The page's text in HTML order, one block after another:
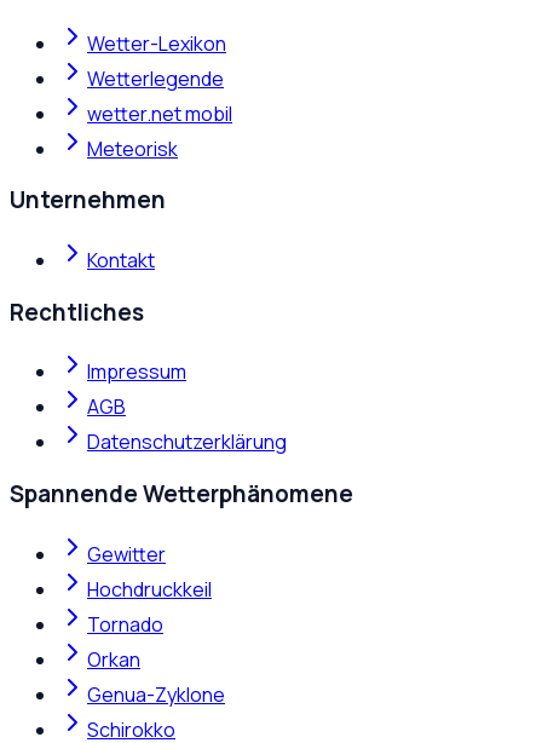
Wetter-Lexikon
Wetterlegende
wetter.net mobil
Meteorisk
Unternehmen
Kontakt
Rechtliches
Impressum
AGB
Datenschutzerklärung
Spannende Wetterphänomene
Gewitter
Hochdruckkeil
Tornado
Orkan
Genua-Zyklone
Schirokko